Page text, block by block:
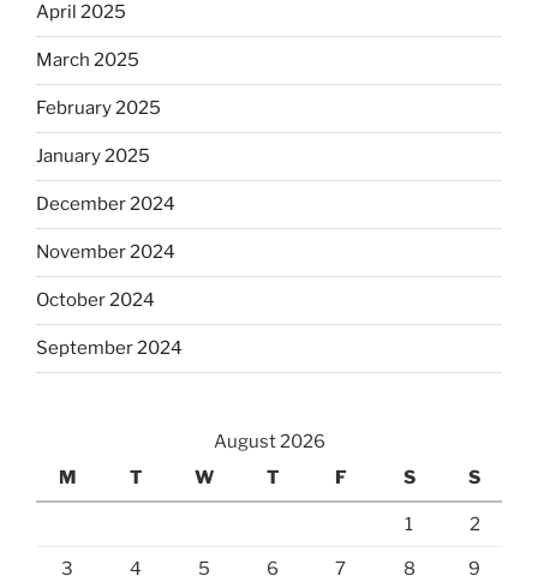
April 2025
March 2025
February 2025
January 2025
December 2024
November 2024
October 2024
September 2024
August 2026
M
T W T F S S
1 2
3 4 5 6 7 8 9